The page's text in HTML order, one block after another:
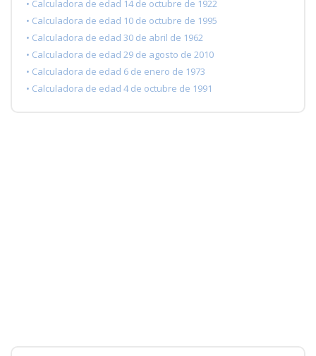
• Calculadora de edad 14 de octubre de 1922
• Calculadora de edad 10 de octubre de 1995
• Calculadora de edad 30 de abril de 1962
• Calculadora de edad 29 de agosto de 2010
• Calculadora de edad 6 de enero de 1973
• Calculadora de edad 4 de octubre de 1991